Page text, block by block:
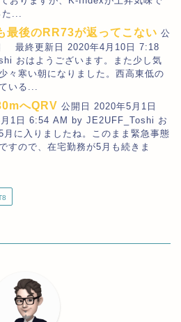
た...
最後のRR73が返ってこない 公
最終更新日 2020年4月10日 7:18
おはようございます。また少し気
々寒い朝になりました。西高東低の
いる...
へQRV 公開日 2020年5月1日
1日 6:54 AM by JE2UFF_Toshi お
月に入りましたね。このまま緊急事態
すので、在宅勤務が5月も続きま